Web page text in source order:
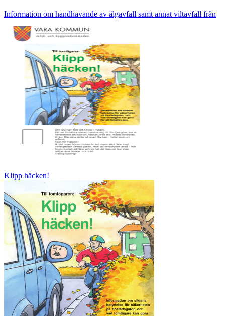
Information om handhavande av älgavfall samt annat viltavfall från
Klipp häcken!